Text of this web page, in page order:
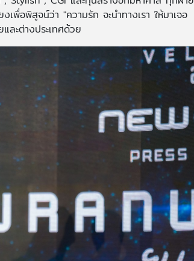
พื่อพิสูจน์ว่า "ความรัก จะนำทางเรา ให้มาเจอ
ละต่างประเทศด้วย